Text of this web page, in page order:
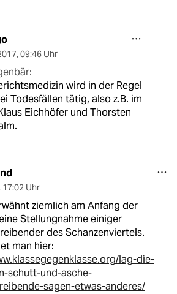
, 09:46 Uhr
wird in der Regel
Todesfällen tätig, also z.B. im
Eichhöfer und Thorsten
17:02 Uhr
ziemlich am Anfang der
Stellungnahme einiger
des Schanzenviertels.
man hier:
lag-die-
schutt-und-asche-
sagen-etwas-anderes/